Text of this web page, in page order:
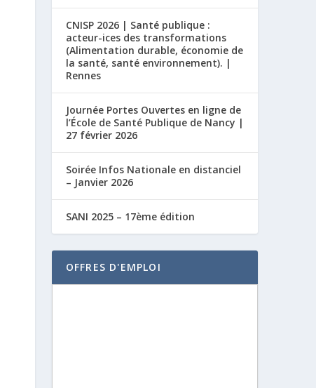
CNISP 2026 | Santé publique :
acteur-ices des transformations
(Alimentation durable, économie de
la santé, santé environnement). |
Rennes
Journée Portes Ouvertes en ligne de
l’École de Santé Publique de Nancy |
27 février 2026
Soirée Infos Nationale en distanciel
– Janvier 2026
SANI 2025 – 17ème édition
OFFRES D'EMPLOI